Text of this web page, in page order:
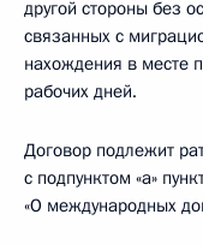
другой стороны без
связанных с
нахождения в месте
рабочих дней.
Договор подлежит
с подпунктом «а»
«О международных